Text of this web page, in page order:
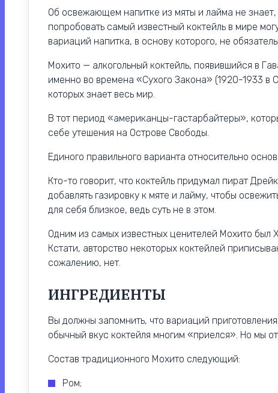
Об освежающем напитке из мяты и лайма не знает,
попробовать самый известный коктейль в мире
вариаций напитка, в основу которого, не
Мохито — алкогольный коктейль, появившийся в
именно во времена «Сухого Закона» (1920-1933 в
которых знает весь мир.
В тот период «американцы-гастарбайтеры»,
себе утешения на Острове Свободы.
Единого правильного варианта относительно
Кто-то говорит, что коктейль придумал пират
добавлять газировку к мяте и лайму, чтобы
для себя близкое, ведь суть не в этом.
Одним из самых известных ценителей Мохито был
Кстати, авторство некоторых коктейлей
сожалению, нет.
ИНГРЕДИЕНТЫ
Вы должны запомнить, что вариаций
обычный вкус коктейля многим «приелся». Но мы
Состав традиционного Мохито следующий:
Ром;